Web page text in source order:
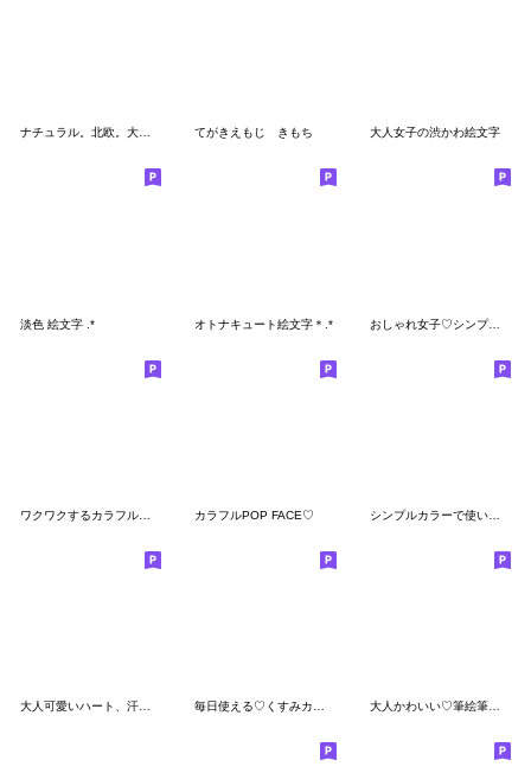
ナチュラル。北欧。大人かわいい。 てがきえもじ きもち 大人女子の渋かわ絵文字
淡色 絵文字‪ .* オトナキュート絵文字＊.* おしゃれ女子♡シンプル絵文字
カラフルPOP FACE♡ シンプルカラーで使いやすい絵文字
大人可愛いハート、汗、!?の絵文字 毎日使える♡くすみカラー 大人かわいい♡筆絵筆文字